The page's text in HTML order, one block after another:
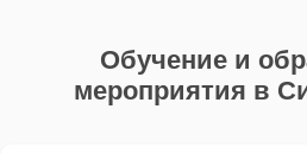
Обучение и
мероприятия в